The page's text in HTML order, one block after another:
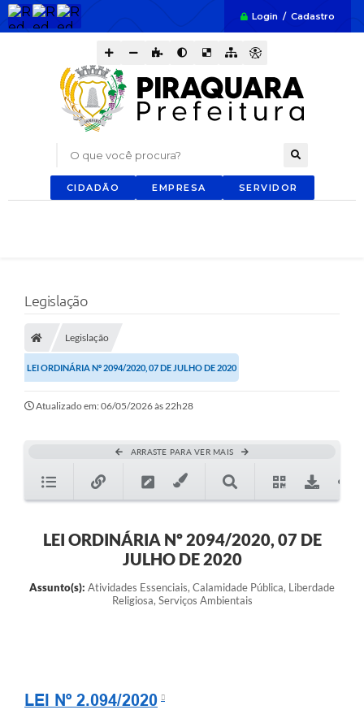
Login / Cadastro
O que você procura?
CIDADÃO EMPRESA SERVIDOR
Legislação
Legislação
LEI ORDINÁRIA Nº 2094/2020, 07 DE JULHO DE 2020
Atualizado em: 06/05/2026 às 22h28
ARRASTE PARA VER MAIS
LEI ORDINÁRIA Nº 2094/2020, 07 DE
JULHO DE 2020
Assunto(s): Atividades Essenciais, Calamidade Pública, Liberdade
Religiosa, Serviços Ambientais
LEI Nº 2.094/2020